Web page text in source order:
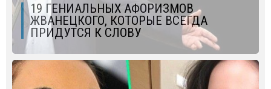
19 ГЕНИАЛЬНЫХ АФОРИЗМОВ
ЖВАНЕЦКОГО, КОТОРЫЕ ВСЕГДА
ПРИДУТСЯ К СЛОВУ